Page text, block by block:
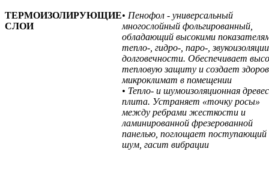
ТЕРМОИЗОЛИРУЮЩИЕ
СЛОИ
• Пенофол - универсальный
многослойный фольгированный,
обладающий высокими
тепло-, гидро-, паро-,
долговечности. Обеспечивает
тепловую защиту и создает
микроклимат в помещении
• Тепло- и шумоизоляционная
плита. Устраняет «точку росы»
между ребрами жесткости и
ламинированной фрезерованной
панелью, поглощает поступающий
шум, гасит вибрации